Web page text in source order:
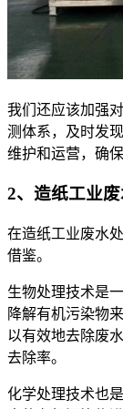
我们还应该加强
测体系，及时发
维护和运营，确
2、造纸工业
在造纸工业废水
借鉴。
生物处理技术是
降解有机污染物
以有效地去除废
去除率。
化学处理技术也